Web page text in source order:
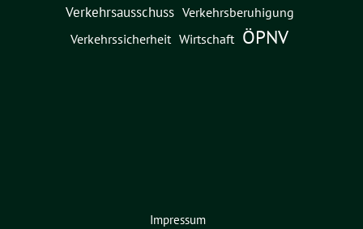
Verkehrsausschuss Verkehrsberuhigung
Verkehrssicherheit Wirtschaft ÖPNV
Impressum